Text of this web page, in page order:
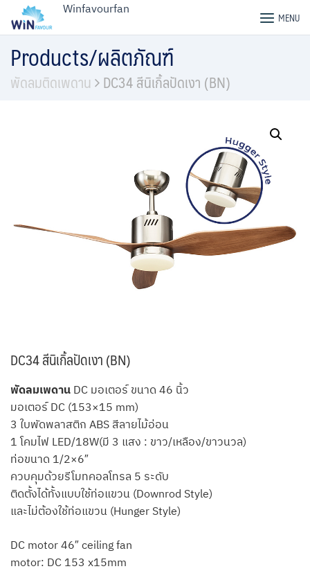
Winfavourfan
MENU
Products/ผลิตภัณฑ์
พัดลมติดเพดาน DC34 สีนิเกิ้ลปัดเงา (BN)
DC34 สีนิเกิ้ลปัดเงา (BN)
พัดลมเพดาน DC มอเตอร์ ขนาด 46 นิ้ว
มอเตอร์ DC (153×15 mm)
3 ใบพัดพลาสติก ABS สีลายไม้อ่อน
1 โคมไฟ LED/18W(มี 3 แสง : ขาว/เหลือง/ขาวนวล)
ท่อขนาด 1/2×6″
ควบคุมด้วยรีโมทคอลโทรล 5 ระดับ
ติดตั้งได้ทั้งแบบใช้ท่อแขวน (Downrod Style)
และไม่ต้องใช้ท่อแขวน (Hunger Style)
DC motor 46″ ceiling fan
motor: DC 153 x15mm